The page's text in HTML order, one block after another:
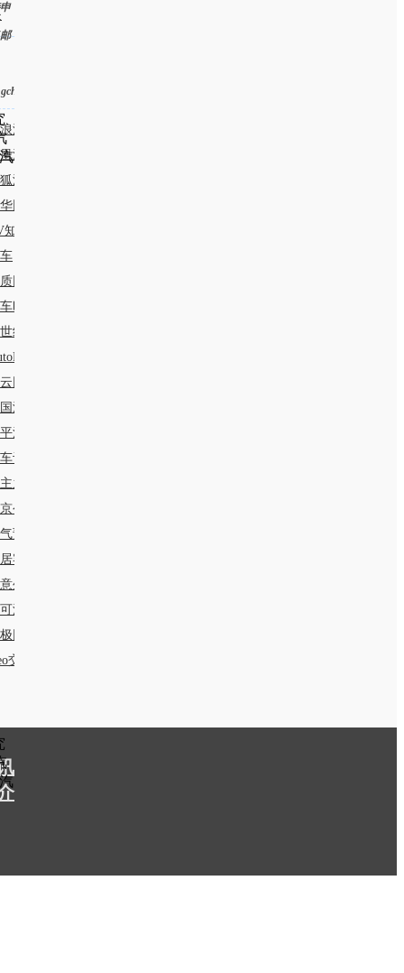
）
汽车
汽车
汽车
网汽车
道
网
时代网
纪房车网
智驾
网
汽车消费网
洋产品库
评网
之家
公交
预报
客
生活
波罗网
网
交换链接要求：PR值和BR值大于6)